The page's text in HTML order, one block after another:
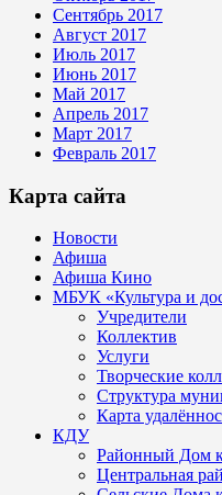
Сентябрь 2017
Август 2017
Июль 2017
Июнь 2017
Май 2017
Апрель 2017
Март 2017
Февраль 2017
Карта сайта
Новости
Афиша
Афиша Кино
МБУК «Культура и
Учредители
Коллектив
Услуги
Творческие
Структура
Карта
КДУ
Районный Дом
Центральная